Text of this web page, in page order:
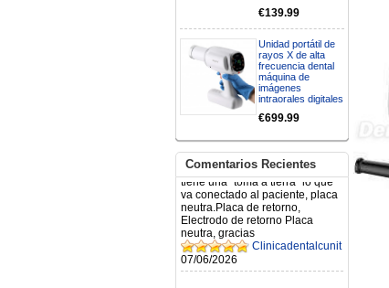
€139.99
Unidad portátil de
rayos X de alta
frecuencia dental
máquina de
imágenes
intraorales digitales
€699.99
Comentarios Recientes
N.2026060712980804 ,
BUENOS DIAS CUANDO
RECIBIRE MI PEDIDO,
GRACIAS
clinicadentalcunit
11/06/2026
Hola buenos días respecto al
electróbisturí, quisiera saber si
tiene una "toma a tierra" lo que
va conectado al paciente, placa
neutra.Placa de retorno,
Electrodo de retorno Placa
neutra, gracias
Clinicadentalcunit
07/06/2026
Buenos días, Mi nombre es Sara